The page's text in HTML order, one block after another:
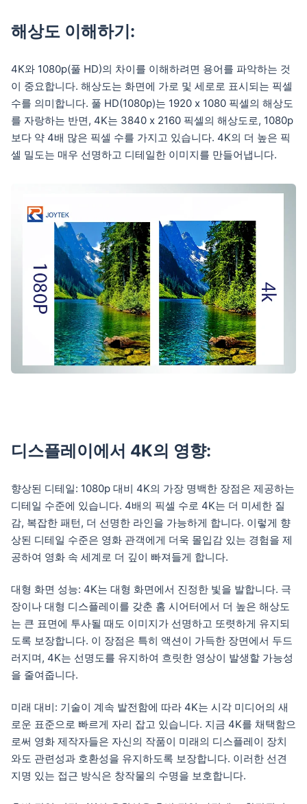
해상도 이해하기:
4K와 1080p(풀 HD)의 차이를 이해하려면 용어를 파악하는 것
이 중요합니다. 해상도는 화면에 가로 및 세로로 표시되는 픽셀
수를 의미합니다. 풀 HD(1080p)는 1920 x 1080 픽셀의 해상도
를 자랑하는 반면, 4K는 3840 x 2160 픽셀의 해상도로, 1080p
보다 약 4배 많은 픽셀 수를 가지고 있습니다. 4K의 더 높은 픽
셀 밀도는 매우 선명하고 디테일한 이미지를 만들어냅니다.
디스플레이에서 4K의 영향:
향상된 디테일: 1080p 대비 4K의 가장 명백한 장점은 제공하는
디테일 수준에 있습니다. 4배의 픽셀 수로 4K는 더 미세한 질
감, 복잡한 패턴, 더 선명한 라인을 가능하게 합니다. 이렇게 향
상된 디테일 수준은 영화 관객에게 더욱 몰입감 있는 경험을 제
공하여 영화 속 세계로 더 깊이 빠져들게 합니다.
대형 화면 성능: 4K는 대형 화면에서 진정한 빛을 발합니다. 극
장이나 대형 디스플레이를 갖춘 홈 시어터에서 더 높은 해상도
는 큰 표면에 투사될 때도 이미지가 선명하고 또렷하게 유지되
도록 보장합니다. 이 장점은 특히 액션이 가득한 장면에서 두드
러지며, 4K는 선명도를 유지하여 흐릿한 영상이 발생할 가능성
을 줄여줍니다.
미래 대비: 기술이 계속 발전함에 따라 4K는 시각 미디어의 새
로운 표준으로 빠르게 자리 잡고 있습니다. 지금 4K를 채택함으
로써 영화 제작자들은 자신의 작품이 미래의 디스플레이 장치
와도 관련성과 호환성을 유지하도록 보장합니다. 이러한 선견
지명 있는 접근 방식은 창작물의 수명을 보호합니다.